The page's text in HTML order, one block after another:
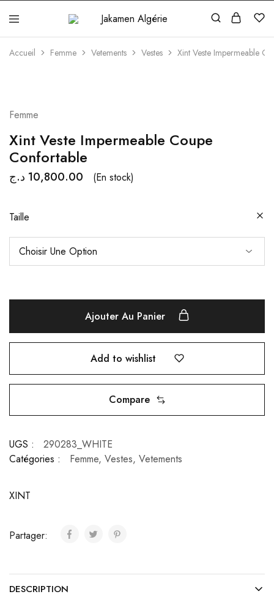
Jakamen
Algérie
Accueil Femme Vetements Vestes Xint Veste Impermeable
Femme
Xint Veste Impermeable Coupe
Confortable
10,800.00 د.ج (En stock)
Taille
Ajouter Au Panier
Add to wishlist
Compare
UGS :
290283_WHITE
Catégories :
Femme, Vestes, Vetements
XINT
Partager:
DESCRIPTION